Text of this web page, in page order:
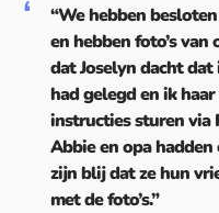
“We hebben
en hebben foto’s
dat Joselyn dacht
had gelegd en ik
instructies sturen via
Abbie en opa hadden
zijn blij dat ze hun
met de foto’s.”